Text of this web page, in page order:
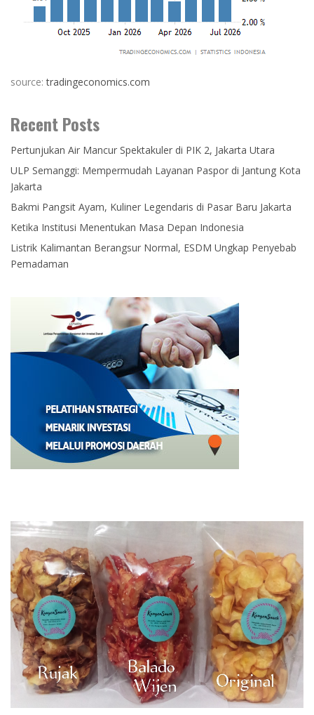
source:tradingeconomics.com
Recent Posts
Pertunjukan Air Mancur Spektakuler di PIK 2, Jakarta Utara
ULP Semanggi: Mempermudah Layanan Paspor di Jantung Kota
Jakarta
Bakmi Pangsit Ayam, Kuliner Legendaris di Pasar Baru Jakarta
Ketika Institusi Menentukan Masa Depan Indonesia
Listrik Kalimantan Berangsur Normal, ESDM Ungkap Penyebab
Pemadaman